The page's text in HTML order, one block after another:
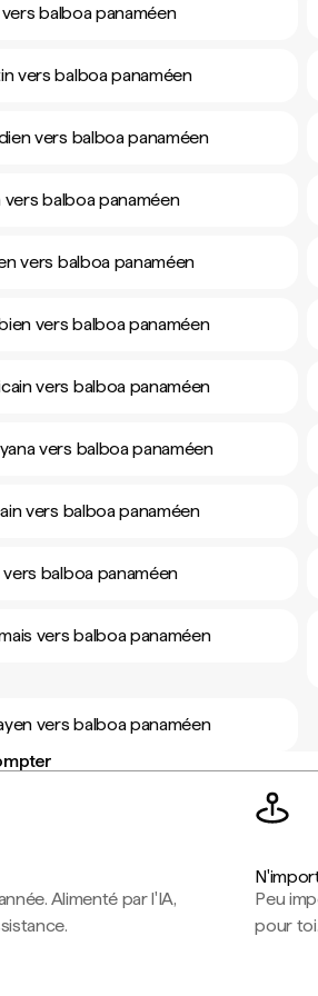
balboa panaméen
vers balboa panaméen
vers balboa panaméen
vers balboa panaméen
vers balboa panaméen
vers balboa panaméen
vers balboa panaméen
vers balboa panaméen
vers balboa panaméen
balboa panaméen
vers balboa panaméen
vers balboa panaméen
Alimenté par l'IA,
Peu
pour toi.